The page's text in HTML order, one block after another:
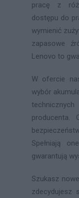
pracę z
dostępu do
wymienić
zapasowe
Lenovo to
W ofercie
wybór
producenta.
Spełniają
gwarantują
Szukasz
zdecydujesz